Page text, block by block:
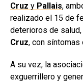
Cruz y Pallais,
realizado el 15 de
deterioros de
Cruz, con síntomas
A su vez, la
exguerrillero y